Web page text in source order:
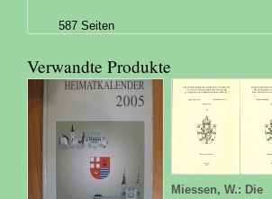
587 Seiten
Verwandte Produkte
Miessen, W.: Die